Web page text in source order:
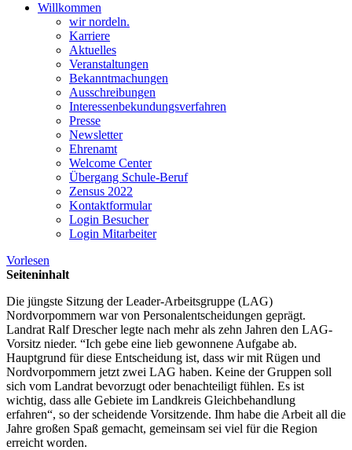
Willkommen
wir nordeln.
Karriere
Aktuelles
Veranstaltungen
Bekanntmachungen
Ausschreibungen
Interessen­bekundungsverfahren
Presse
Newsletter
Ehrenamt
Welcome Center
Übergang Schule-Beruf
Zensus 2022
Kontaktformular
Login Besucher
Login Mitarbeiter
Vorlesen
Seiteninhalt
Die jüngste Sitzung der Leader-Arbeitsgruppe (LAG)
Nordvorpommern war von Personalentscheidungen geprägt.
Landrat Ralf Drescher legte nach mehr als zehn Jahren den LAG-
Vorsitz nieder. “Ich gebe eine lieb gewonnene Aufgabe ab.
Hauptgrund für diese Entscheidung ist, dass wir mit Rügen und
Nordvorpommern jetzt zwei LAG haben. Keine der Gruppen soll
sich vom Landrat bevorzugt oder benachteiligt fühlen. Es ist
wichtig, dass alle Gebiete im Landkreis Gleichbehandlung
erfahren“, so der scheidende Vorsitzende. Ihm habe die Arbeit all die
Jahre großen Spaß gemacht, gemeinsam sei viel für die Region
erreicht worden.